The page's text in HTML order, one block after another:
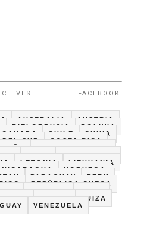
FACEBOOK
AUSTRALIA
AUSTRIA
BIELORRUSIA
BOLIVIA
CANADA CHILE
CHINA
DEL SUR
COSTA RICA
ESTADOS UNIDOS
INDIA
INGLATERRA
LETONIA
LITHUANIA
NICARAGUA
NORUEGA
PARAGUAY
PERU
REPÚBLICA CHECA
RUMANIA
RUSIA
SUECIA
SUIZA
VENEZUELA